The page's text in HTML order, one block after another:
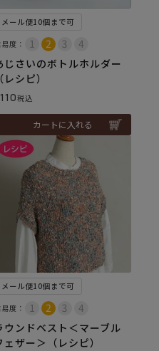
メール便10個まで可
度：
じさいのボトルホルダー
（レシピ）
110税込
カートに入れる
メール便10個まで可
度：
ウンドベスト＜マーブル
ェザー＞（レシピ）